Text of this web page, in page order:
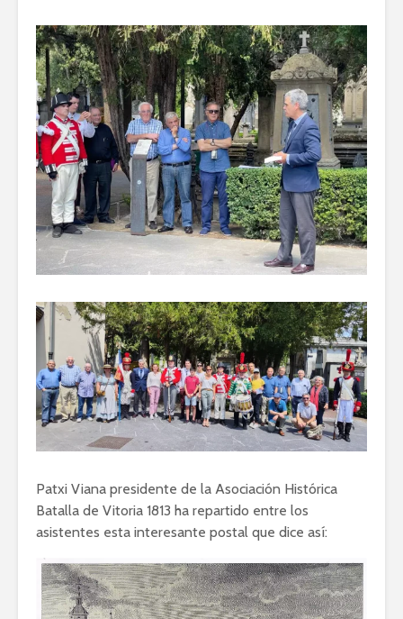
Patxi Viana presidente de la Asociación Histórica
Batalla de Vitoria 1813 ha repartido entre los
asistentes esta interesante postal que dice así: